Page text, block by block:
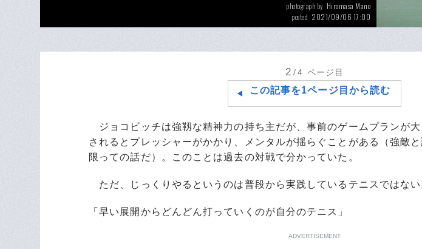
photograph by Hiromasa Mano
posted 2021/09/06 17:00
直接対決
2 /4 ページ目
この記事を1ページ目から読む
ジョコビッチは強靱な精神力の持ち主だが、事前のゲームプランが
されるとプレッシャーがかかり、メンタルが揺らぐことがある（強敵
限っての話だ）。このことは過去の対戦で分かっていた。
ただ、じっくりやるというのは普段から実践しているテニスではない
「早い展開からどんどん打っていくのが自分のテニス」
ADVERTISEMENT